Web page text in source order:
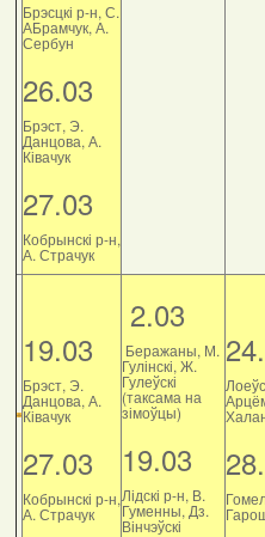
Брэсцкі р-н, С.
АБрамчук, А.
Сербун
26.03
Брэст, Э.
Данцова, А.
Ківачук
27.03
Кобрынскі р-н,
А. Страчук
19.03
Брэст, Э.
Данцова, А.
Ківачук
27.03
Кобрынскі р-н,
А. Страчук
2.03
Беражаны, М.
Гулінскі, Ж.
Гулеўскі
(таксама на
зімоўцы)
19.03
Лідскі р-н, В.
Гуменны, Дз.
Вінчэўскі